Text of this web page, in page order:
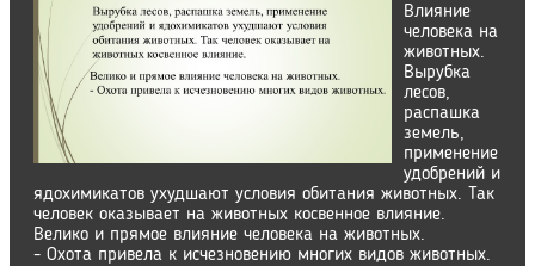
Влияние
человека на
животных.
Вырубка
лесов,
распашка
земель,
применение
удобрений и
ядохимикатов ухудшают условия обитания животных. Так
человек оказывает на животных косвенное влияние.
Велико и прямое влияние человека на животных.
- Охота привела к исчезновению многих видов животных.